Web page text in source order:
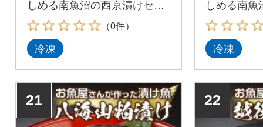
しめる南魚沼の西京漬けセッ
ト!
（0件）
冷凍
しめる南魚
ト!
冷凍
21 22